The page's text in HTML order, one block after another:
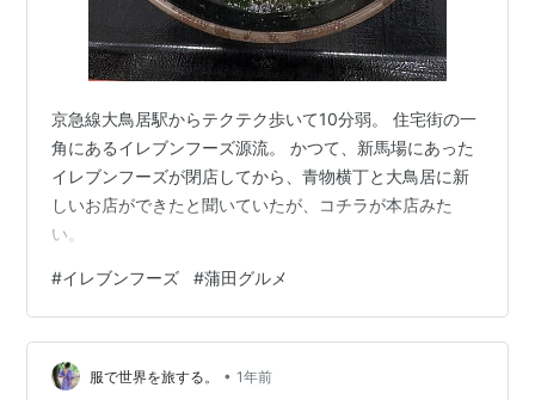
京急線大鳥居駅からテクテク歩いて10分弱。 住宅街の一
角にあるイレブンフーズ源流。 かつて、新馬場にあった
イレブンフーズが閉店してから、青物横丁と大鳥居に新
しいお店ができたと聞いていたが、コチラが本店みた
い。
#イレブンフーズ #蒲田グルメ
服で世界を旅する。 • 1年前